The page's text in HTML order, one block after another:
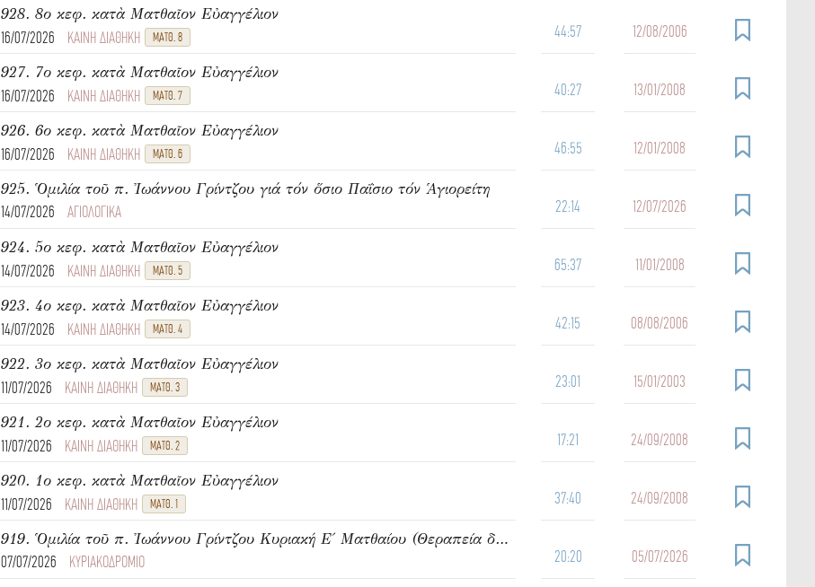
928. 8ο κεφ. κατὰ Ματθαῖον Εὐαγγέλιον
16/07/2026
ΚΑΙΝΗ ΔΙΑΘΗΚΗ ΜΑΤΘ. 8 44:57 12/08/2006
927. 7ο κεφ. κατὰ Ματθαῖον Εὐαγγέλιον
16/07/2026
ΚΑΙΝΗ ΔΙΑΘΗΚΗ ΜΑΤΘ. 7 40:27 13/01/2008
926. 6ο κεφ. κατὰ Ματθαῖον Εὐαγγέλιον
16/07/2026
ΚΑΙΝΗ ΔΙΑΘΗΚΗ ΜΑΤΘ. 6 46:55 12/01/2008
925. Ὁμιλία τοῦ π. Ἰωάννου Γρίντζου γιά τόν ὅσιο Παΐσιο τόν Ἁγιορείτη
14/07/2026
ΑΓΙΟΛΟΓΙΚΑ 22:14 12/07/2026
924. 5ο κεφ. κατὰ Ματθαῖον Εὐαγγέλιον
14/07/2026
ΚΑΙΝΗ ΔΙΑΘΗΚΗ ΜΑΤΘ. 5 65:37 11/01/2008
923. 4ο κεφ. κατὰ Ματθαῖον Εὐαγγέλιον
14/07/2026
ΚΑΙΝΗ ΔΙΑΘΗΚΗ ΜΑΤΘ. 4 42:15 08/08/2006
922. 3ο κεφ. κατὰ Ματθαῖον Εὐαγγέλιον
11/07/2026
ΚΑΙΝΗ ΔΙΑΘΗΚΗ ΜΑΤΘ. 3 23:01 15/01/2003
921. 2ο κεφ. κατὰ Ματθαῖον Εὐαγγέλιον
11/07/2026
ΚΑΙΝΗ ΔΙΑΘΗΚΗ ΜΑΤΘ. 2 17:21 24/09/2008
920. 1ο κεφ. κατὰ Ματθαῖον Εὐαγγέλιον
11/07/2026
ΚΑΙΝΗ ΔΙΑΘΗΚΗ ΜΑΤΘ. 1 37:40 24/09/2008
919. Ὁμιλία τοῦ π. Ἰωάννου Γρίντζου Κυριακή Ε΄ Ματθαίου (Θεραπεία δαιμονιζομένων)
07/07/2026
ΚΥΡΙΑΚΟΔΡΟΜΙΟ 20:20 05/07/2026